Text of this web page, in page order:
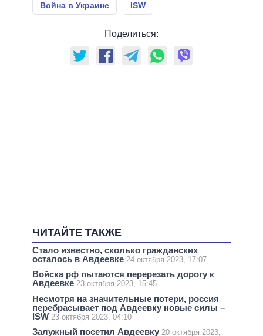
Война в Украине ISW
Поделиться:
ЧИТАЙТЕ ТАКЖЕ
Стало известно, сколько гражданских
осталось в Авдеевке 24 октября 2023, 17:07
Войска рф пытаются перерезать дорогу к
Авдеевке 23 октября 2023, 15:45
Несмотря на значительные потери, россия
перебрасывает под Авдеевку новые силы –
ISW 23 октября 2023, 04:10
Залужный посетил Авдеевку 20 октября 2023,